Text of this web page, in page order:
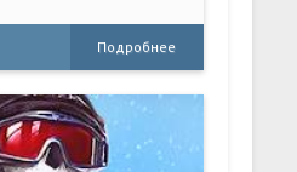
Подробнее